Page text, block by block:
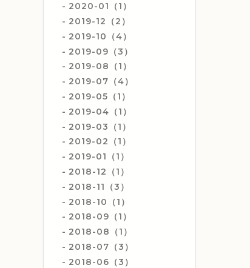
2020-01（1）
2019-12（2）
2019-10（4）
2019-09（3）
2019-08（1）
2019-07（4）
2019-05（1）
2019-04（1）
2019-03（1）
2019-02（1）
2019-01（1）
2018-12（1）
2018-11（3）
2018-10（1）
2018-09（1）
2018-08（1）
2018-07（3）
2018-06（3）